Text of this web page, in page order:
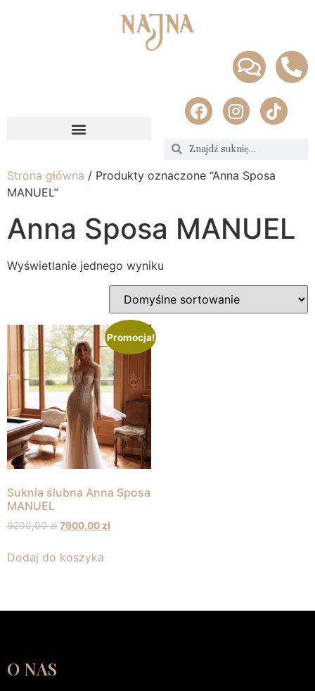
Strona główna / Produkty oznaczone “Anna Sposa
MANUEL”
Anna Sposa MANUEL
Wyświetlanie jednego wyniku
Promocja!
Suknia ślubna Anna Sposa
MANUEL
9200,00zł 7900,00zł
Dodaj do koszyka
O NAS